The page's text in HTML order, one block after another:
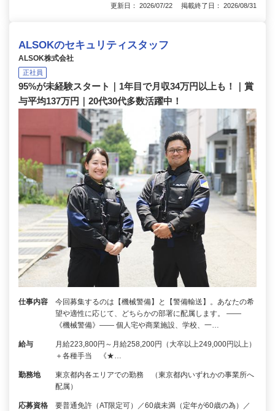
更新日： 2026/07/22 掲載終了日： 2026/08/31
ALSOKのセキュリティスタッフ
ALSOK株式会社
正社員
95%が未経験スタート｜1年目で月収34万円以上も！｜賞
与平均137万円｜20代30代多数活躍中！
仕事内容
今回募集するのは【機械警備】と【警備輸送】。あなたの希
望や適性に応じて、どちらかの部署に配属します。 ――
《機械警備》―― 個人宅や商業施設、学校、一…
給与
月給223,800円～月給258,200円（大卒以上249,000円以上）
＋各種手当 《★…
勤務地
東京都内各エリアでの勤務 （東京都内いずれかの事業所へ
配属）
応募資格
要普通免許（AT限定可）／60歳未満（定年が60歳の為）／